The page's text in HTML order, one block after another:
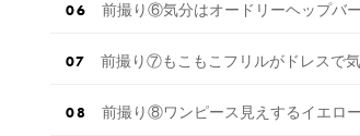
前撮り⑥気分はオードリーヘップバ
前撮り⑦もこもこフリルがドレスで
前撮り⑧ワンピース見えするイエロ